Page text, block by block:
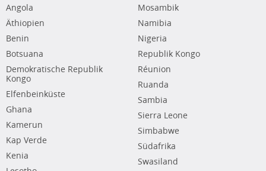
Angola
Äthiopien
Benin
Botsuana
Demokratische Republik
Kongo
Elfenbeinküste
Ghana
Kamerun
Kap Verde
Kenia
Mosambik
Namibia
Nigeria
Republik Kongo
Réunion
Ruanda
Sambia
Sierra Leone
Simbabwe
Südafrika
Swasiland